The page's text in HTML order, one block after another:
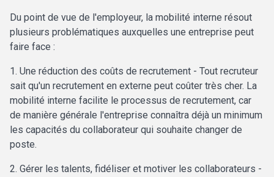
Du point de vue de l'employeur, la mobilité interne résout
plusieurs problématiques auxquelles une entreprise peut
faire face :
1. Une réduction des coûts de recrutement - Tout recruteur
sait qu'un recrutement en externe peut coûter très cher. La
mobilité interne facilite le processus de recrutement, car
de manière générale l'entreprise connaîtra déjà un minimum
les capacités du collaborateur qui souhaite changer de
poste.
2. Gérer les talents, fidéliser et motiver les collaborateurs -